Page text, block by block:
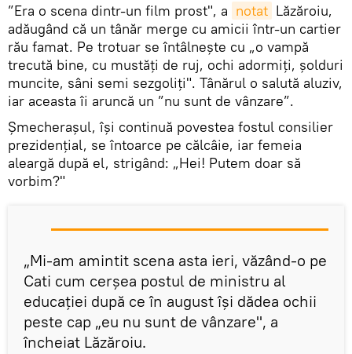
”Era o scena dintr-un film prost", a notat Lăzăroiu,
adăugând că un tânăr merge cu amicii într-un cartier
rău famat. Pe trotuar se întâlneşte cu „o vampă
trecută bine, cu mustăţi de ruj, ochi adormiţi, şolduri
muncite, sâni semi sezgoliţi". Tânărul o salută aluziv,
iar aceasta îi aruncă un ”nu sunt de vânzare”.
Şmecheraşul, îşi continuă povestea fostul consilier
prezidenţial, se întoarce pe călcâie, iar femeia
aleargă după el, strigând: „Hei! Putem doar să
vorbim?"
„Mi-am amintit scena asta ieri, văzând-o pe
Cati cum cerşea postul de ministru al
educaţiei după ce în august îşi dădea ochii
peste cap „eu nu sunt de vânzare", a
încheiat Lăzăroiu.